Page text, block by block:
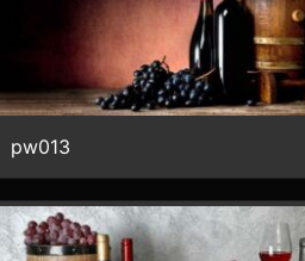
pw013